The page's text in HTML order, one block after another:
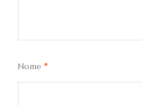
Nome *